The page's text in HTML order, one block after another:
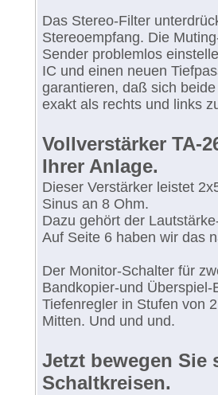
Das Stereo-Filter
Stereoempfang. Die
Sender problemlos
IC und einen neuen
garantieren, daß sich
exakt als rechts und links
Vollverstärker TA-
Ihrer Anlage.
Dieser Verstärker leistet
Sinus an 8 Ohm.
Dazu gehört der
Auf Seite 6 haben wir das
Der Monitor-Schalter für
Bandkopier-und
Tiefenregler in Stufen von
Mitten. Und und und.
Jetzt bewegen Sie
Schaltkreisen.